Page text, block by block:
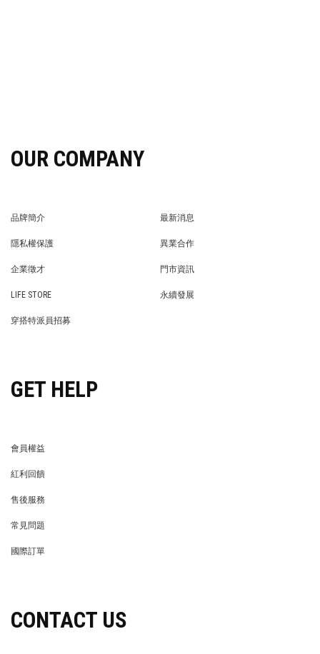
OUR COMPANY
品牌簡介
最新消息
隱私權保護
異業合作
企業徵才
門市資訊
LIFE STORE
永續發展
穿搭特派員招募
GET HELP
會員權益
紅利回饋
售後服務
常見問題
國際訂單
CONTACT US